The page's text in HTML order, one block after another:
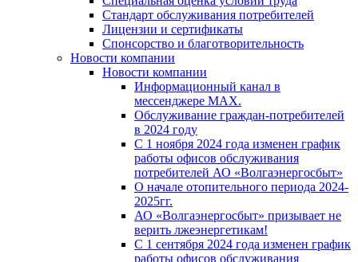
Стандарт обслуживания потребителей
Лицензии и сертификаты
Спонсорство и благотворительность
Новости компании
Новости компании
Информационный канал в
мессенджере MAX.
Обслуживание граждан-потребителей
в 2024 году
С 1 ноября 2024 года изменен график
работы офисов обслуживания
потребителей АО «Волгаэнергосбыт»
О начале отопительного периода 2024-
2025гг.
АО «Волгаэнергосбыт» призывает не
верить лжеэнергетикам!
С 1 сентября 2024 года изменен график
работы офисов обслуживания